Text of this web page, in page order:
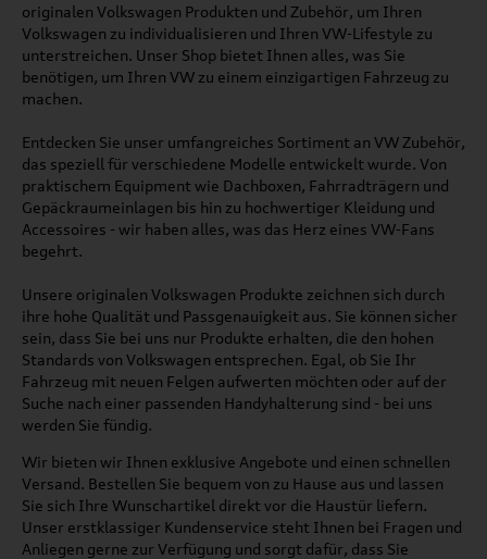
originalen Volkswagen Produkten und Zubehör, um Ihren
Volkswagen zu individualisieren und Ihren VW-Lifestyle zu
unterstreichen. Unser Shop bietet Ihnen alles, was Sie
benötigen, um Ihren VW zu einem einzigartigen Fahrzeug zu
machen.
Entdecken Sie unser umfangreiches Sortiment an VW Zubehör,
das speziell für verschiedene Modelle entwickelt wurde. Von
praktischem Equipment wie Dachboxen, Fahrradträgern und
Gepäckraumeinlagen bis hin zu hochwertiger Kleidung und
Accessoires - wir haben alles, was das Herz eines VW-Fans
begehrt.
Unsere originalen Volkswagen Produkte zeichnen sich durch
ihre hohe Qualität und Passgenauigkeit aus. Sie können sicher
sein, dass Sie bei uns nur Produkte erhalten, die den hohen
Standards von Volkswagen entsprechen. Egal, ob Sie Ihr
Fahrzeug mit neuen Felgen aufwerten möchten oder auf der
Suche nach einer passenden Handyhalterung sind - bei uns
werden Sie fündig.
Wir bieten wir Ihnen exklusive Angebote und einen schnellen
Versand. Bestellen Sie bequem von zu Hause aus und lassen
Sie sich Ihre Wunschartikel direkt vor die Haustür liefern.
Unser erstklassiger Kundenservice steht Ihnen bei Fragen und
Anliegen gerne zur Verfügung und sorgt dafür, dass Sie